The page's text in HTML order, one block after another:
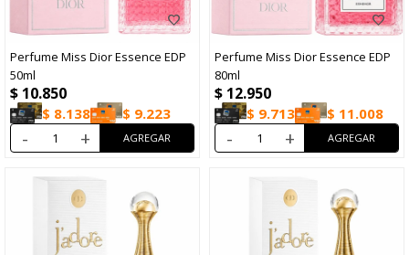
Perfume Miss Dior Essence EDP
50ml
$ 10.850
$ 8.138 $ 9.223
- +
Perfume Miss Dior Essence EDP
80ml
$ 12.950
$ 9.713 $ 11.008
- +